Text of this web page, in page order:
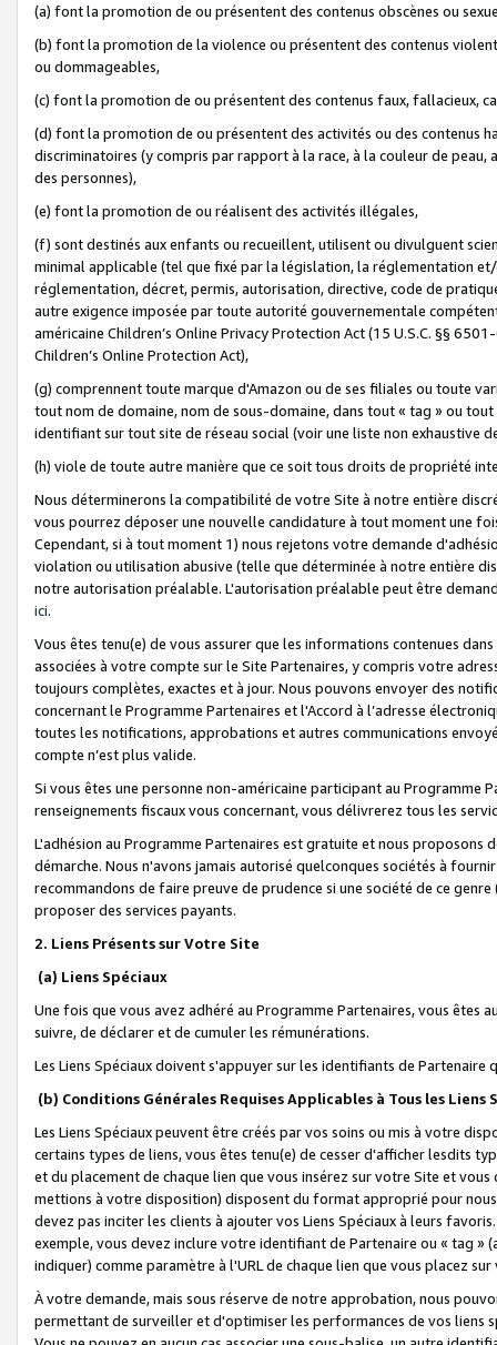
(a) font la promotion de ou présentent des contenus obscènes ou
(b) font la promotion de la violence ou présentent des contenus
ou dommageables,
(c) font la promotion de ou présentent des contenus faux, fallacieux,
(d) font la promotion de ou présentent des activités ou des contenus
discriminatoires (y compris par rapport à la race, à la couleur de
des personnes),
(e) font la promotion de ou réalisent des activités illégales,
(f) sont destinés aux enfants ou recueillent, utilisent ou divulguent
minimal applicable (tel que fixé par la législation, la réglementation
réglementation, décret, permis, autorisation, directive, code de
autre exigence imposée par toute autorité gouvernementale
américaine Children’s Online Privacy Protection Act (15 U.S.C. §§
Children’s Online Protection Act),
(g) comprennent toute marque d'Amazon ou de ses filiales ou toute
tout nom de domaine, nom de sous-domaine, dans tout « tag » ou
identifiant sur tout site de réseau social (voir une liste non exhaustive
(h) viole de toute autre manière que ce soit tous droits de propriété
Nous déterminerons la compatibilité de votre Site à notre entière
vous pourrez déposer une nouvelle candidature à tout moment une
Cependant, si à tout moment 1) nous rejetons votre demande
violation ou utilisation abusive (telle que déterminée à notre entière
notre autorisation préalable. L'autorisation préalable peut être
ici.
Vous êtes tenu(e) de vous assurer que les informations contenues
associées à votre compte sur le Site Partenaires, y compris votre
toujours complètes, exactes et à jour. Nous pouvons envoyer des
concernant le Programme Partenaires et l'Accord à l’adresse
toutes les notifications, approbations et autres communications
compte n’est plus valide.
Si vous êtes une personne non-américaine participant au
renseignements fiscaux vous concernant, vous délivrerez tous les
L'adhésion au Programme Partenaires est gratuite et nous proposons
démarche. Nous n'avons jamais autorisé quelconques sociétés à
recommandons de faire preuve de prudence si une société de ce
proposer des services payants.
2. Liens Présents sur Votre Site
(a) Liens Spéciaux
Une fois que vous avez adhéré au Programme Partenaires, vous êtes
suivre, de déclarer et de cumuler les rémunérations.
Les Liens Spéciaux doivent s'appuyer sur les identifiants de Partenaire
(b) Conditions Générales Requises Applicables à Tous les Liens
Les Liens Spéciaux peuvent être créés par vos soins ou mis à votre
certains types de liens, vous êtes tenu(e) de cesser d'afficher lesdits
et du placement de chaque lien que vous insérez sur votre Site et
mettions à votre disposition) disposent du format approprié pour
devez pas inciter les clients à ajouter vos Liens Spéciaux à leurs
exemple, vous devez inclure votre identifiant de Partenaire ou « tag
indiquer) comme paramètre à l'URL de chaque lien que vous placez
À votre demande, mais sous réserve de notre approbation, nous
permettant de surveiller et d'optimiser les performances de vos liens